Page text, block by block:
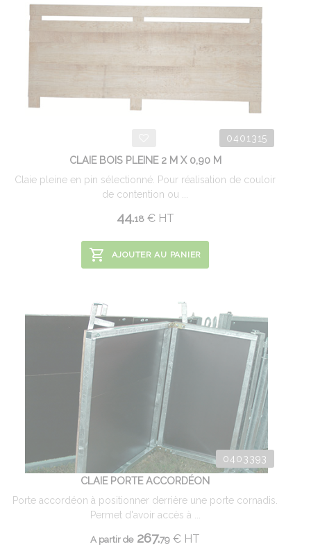
0401315
CLAIE BOIS PLEINE 2 M X 0,90 M
Claie pleine en pin sélectionné. Pour réalisation de couloir
de contention ou ...
44.18 €HT
AJOUTER AU PANIER
0403393
CLAIE PORTE ACCORDÉON
Porte accordéon à positionner derrière une porte cornadis.
Permet d'avoir accès à ...
A partir de267.79 € HT